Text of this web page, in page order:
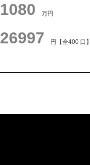
1080 万円
26997 円【全400 口